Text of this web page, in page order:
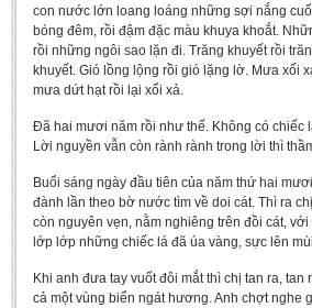
con nước lớn loang loáng những sợi nắng
bóng đêm, rồi đậm đặc màu khuya khoắt.
rồi những ngôi sao lặn đi. Trăng khuyết rồi
khuyết. Gió lồng lộng rồi gió lặng lờ. Mưa xối
mưa dứt hạt rồi lại xối xả.
Đã hai mươi năm rồi như thế. Không có chiếc
Lời nguyền vẫn còn rành rành trong lời thì
Buổi sáng ngày đầu tiên của năm thứ hai
đành lần theo bờ nước tìm về doi cát. Thì ra
còn nguyên vẹn, nằm nghiêng trên đồi cát,
lớp lớp những chiếc lá đã úa vàng, sực lên
Khi anh đưa tay vuốt đôi mắt thì chị tan ra, tan
cả một vùng biển ngát hương. Anh chợt nghe